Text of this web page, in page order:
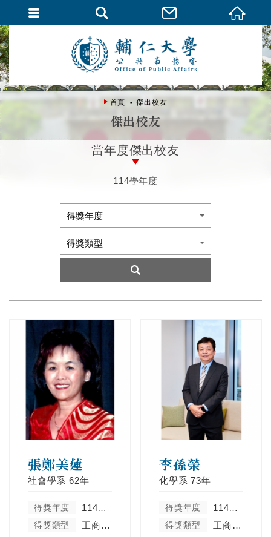
首頁 傑出校友
傑出校友
當年度傑出校友
114學年度
張鄭美蓮
社會學系 62年
得獎年度 114學年度
得獎類型 工商菁英類
李孫榮
化學系 73年
得獎年度 114學年度
得獎類型 工商菁英類